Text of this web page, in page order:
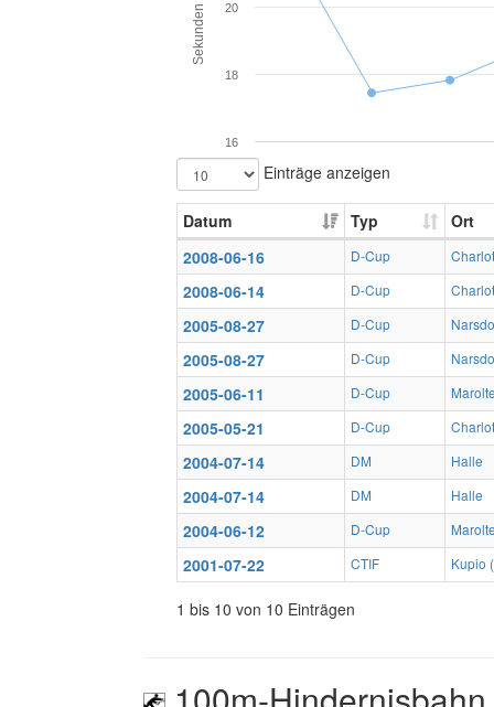
Sekunden
16
18
20
Einträge anzeigen
Datum Typ
Ort
2008-06-16
D-Cup
2008-06-14 D-Cup
2005-08-27 D-Cup
2005-08-27 D-Cup
2005-06-11 D-Cup
2005-05-21 D-Cup
2004-07-14 DM Halle
2004-07-14 DM Halle
2004-06-12 D-Cup
2001-07-22 CTIF Kupio
1 bis 10 von 10 Einträgen